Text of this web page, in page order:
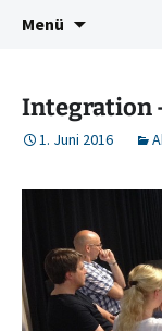
Damf
Menü
Integration
1. Juni 2016